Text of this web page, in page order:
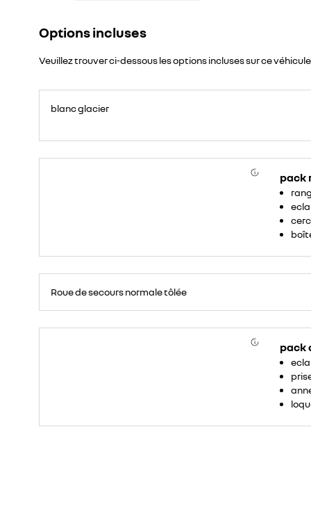
Options incluses
Veuillez trouver ci-dessous les options incluses sur ce véhicule
blanc glacier
pack
secours
Roue de secours normale tôlée
pack